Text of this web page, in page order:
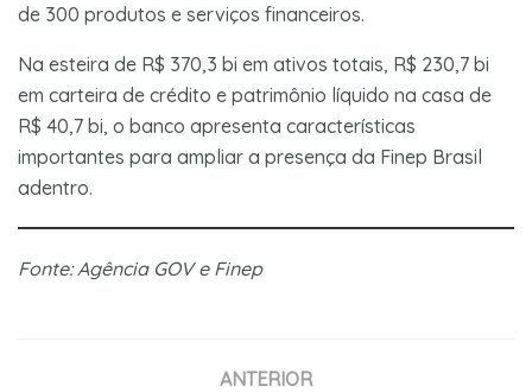
de 300 produtos e serviços financeiros.
Na esteira de R$ 370,3 bi em ativos totais, R$ 230,7 bi
em carteira de crédito e patrimônio líquido na casa de
R$ 40,7 bi, o banco apresenta características
importantes para ampliar a presença da Finep Brasil
adentro.
Fonte: Agência GOV e Finep
ANTERIOR